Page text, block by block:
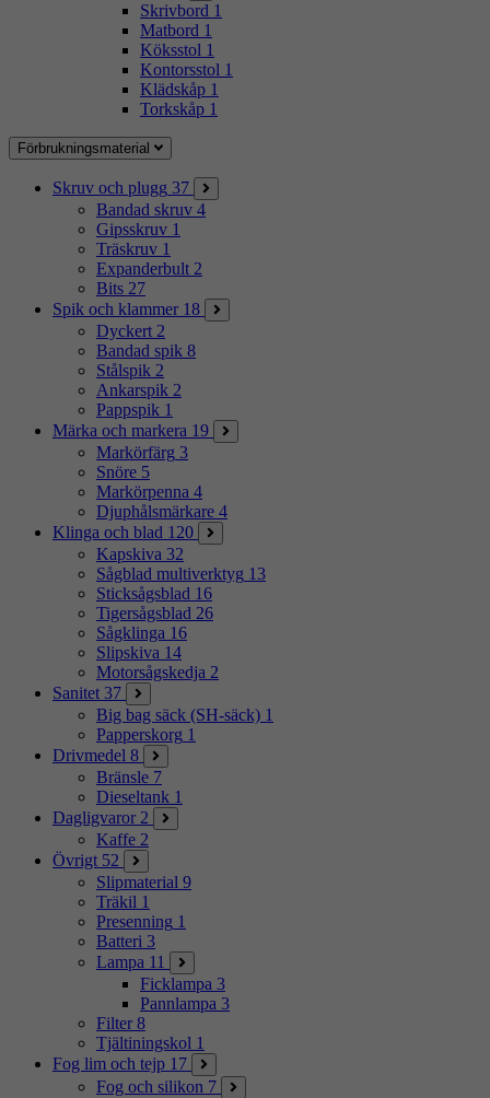
Skrivbord 1
Matbord 1
Köksstol 1
Kontorsstol 1
Klädskåp 1
Torkskåp 1
Förbrukningsmaterial
Skruv och plugg 37
Bandad skruv 4
Gipsskruv 1
Träskruv 1
Expanderbult 2
Bits 27
Spik och klammer 18
Dyckert 2
Bandad spik 8
Stålspik 2
Ankarspik 2
Pappspik 1
Märka och markera 19
Markörfärg 3
Snöre 5
Markörpenna 4
Djuphålsmärkare 4
Klinga och blad 120
Kapskiva 32
Sågblad multiverktyg 13
Sticksågsblad 16
Tigersågsblad 26
Sågklinga 16
Slipskiva 14
Motorsågskedja 2
Sanitet 37
Big bag säck (SH-säck) 1
Papperskorg 1
Drivmedel 8
Bränsle 7
Dieseltank 1
Dagligvaror 2
Kaffe 2
Övrigt 52
Slipmaterial 9
Träkil 1
Presenning 1
Batteri 3
Lampa 11
Ficklampa 3
Pannlampa 3
Filter 8
Tjältiningskol 1
Fog lim och tejp 17
Fog och silikon 7